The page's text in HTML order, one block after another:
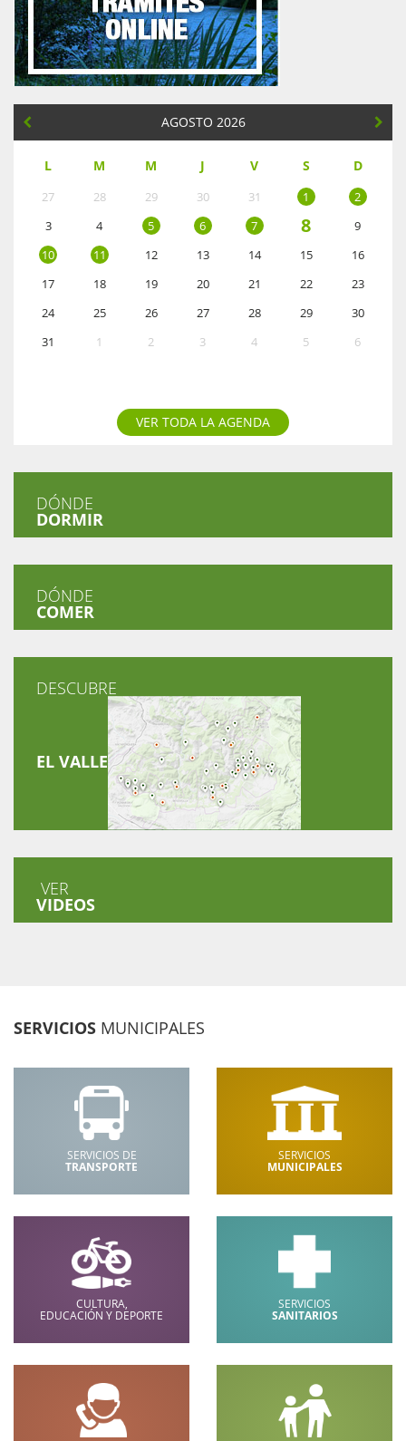
AGOSTO 2026
L M M J V S D
27 28 29 30 31 1
2
3
4 5 6 7 8
9
10
11 12 13 14 15
16
17
18 19 20 21 22
23
24
25 26 27 28 29
30
31
1 2 3 4 5 6
VER TODA LA AGENDA
DÓNDE
DORMIR
DÓNDE
COMER
DESCUBRE
EL VALLE
VER
VIDEOS
SERVICIOS MUNICIPALES
SERVICIOS DE
TRANSPORTE
SERVICIOS
MUNICIPALES
CULTURA,
EDUCACIÓN Y DEPORTE
SERVICIOS
SANITARIOS